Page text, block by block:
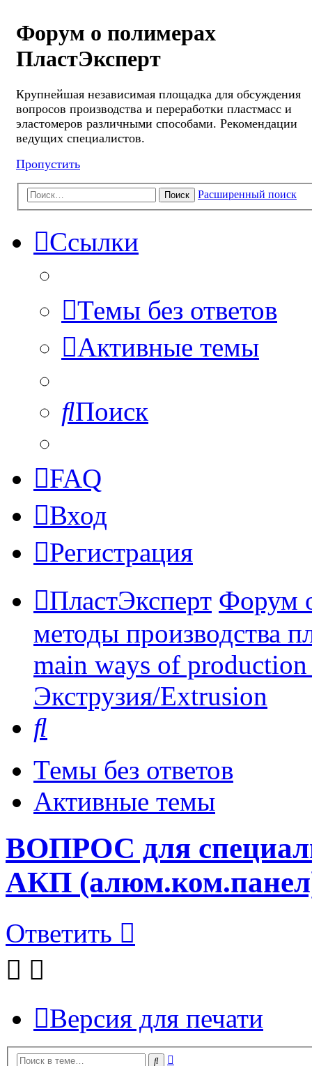
Форум о полимерах
ПластЭксперт
Крупнейшая независимая площадка для обсуждения
вопросов производства и переработки пластмасс и
эластомеров различными способами. Рекомендации
ведущих специалистов.
Пропустить
Поиск Расширенный поиск
Ссылки
Темы без ответов
Активные темы
Поиск
FAQ
Вход
Регистрация
ПластЭксперт Форум
методы производства
main ways of
Экструзия/Extrusion
Темы без ответов
Активные темы
ВОПРОС для
АКП
Ответить
Версия для печати
Поиск